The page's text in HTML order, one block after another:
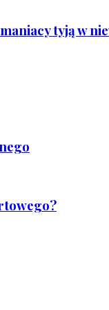
tyją w